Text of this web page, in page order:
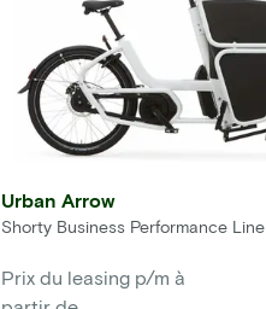
Urban Arrow
Shorty Business Performance Line
Prix du leasing p/m à